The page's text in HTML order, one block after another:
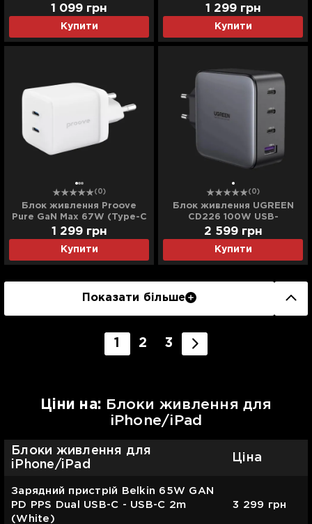
USB) (White)
Купити
1 099 грн
+ Type-C) (Black)
Купити
1 299 грн
(0)
Блок живлення Proove
Pure GaN Max 67W (Type-C
+ Type-C) (White)
Купити
1 299 грн
(0)
Блок живлення UGREEN
CD226 100W USB-
A+3xUSB-C GaN Tech Fast
Charger (Gray)
Купити
2 599 грн
Показати більше
1 2 3
Цiни на:
Блоки живлення для
iPhone/iPad
Блоки живлення для
iPhone/iPad
Ціна
Зарядний пристрій Belkin 65W GAN
PD PPS Dual USB-С - USB-С 2m
(White)
3 299 грн